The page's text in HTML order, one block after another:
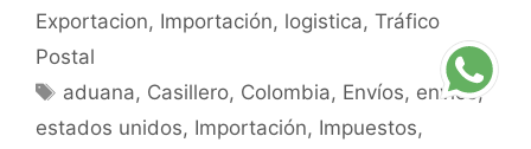
Exportacion, Importación, logistica, Tráfico
Postal
aduana, Casillero, Colombia, Envíos, envios,
estados unidos, Importación, Impuestos,